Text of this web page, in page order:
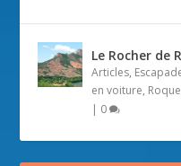
Le Rocher de
Articles,
en voiture,
| 0